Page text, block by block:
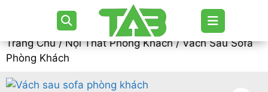
Trang Chủ/Nội Thất Phòng Khách/ Vách Sau Sofa
Phòng Khách